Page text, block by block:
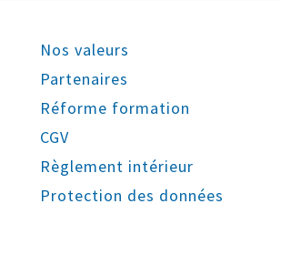
Nos valeurs
Partenaires
Réforme formation
CGV
Règlement intérieur
Protection des données